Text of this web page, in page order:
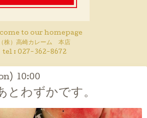
to our homepage
（株）高崎カレーム 本店
tel : 027-362-8672
10:00
とわずかです。